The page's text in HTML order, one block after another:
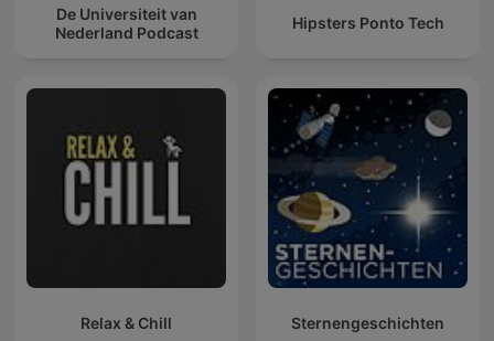
De Universiteit van
Nederland Podcast
Hipsters Ponto Tech
Relax & Chill Sternengeschichten